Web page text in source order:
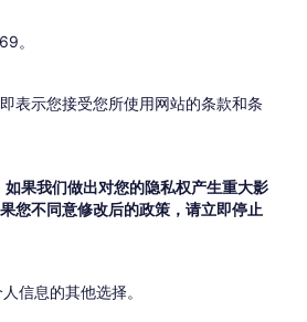
。
表示您接受您所使用网站的条款和条
果我们做出对您的隐私权产生重大影
您不同意修改后的政策，请立即停止
信息的其他选择。